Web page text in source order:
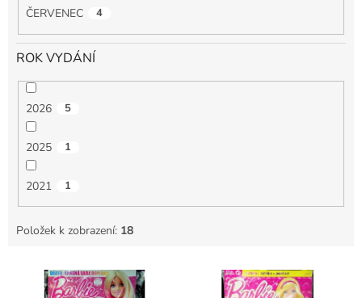
ČERVENEC 4
ROK VYDÁNÍ
2026 5
2025 1
2021 1
Položek k zobrazení: 18